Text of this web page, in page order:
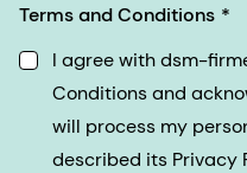
Terms and Conditions
I agree with dsm-
Conditions and
will process my
described its Privacy